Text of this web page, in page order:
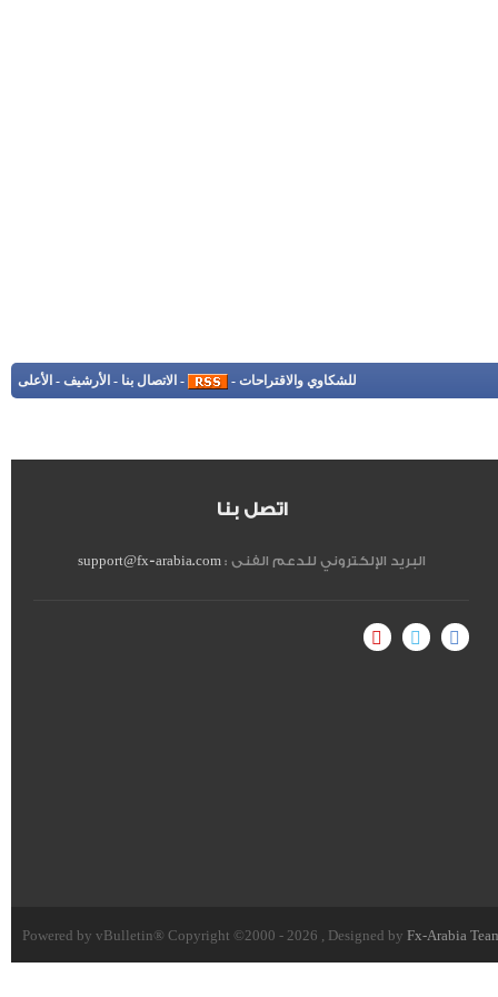
للشكاوي والاقتراحات -
- الاتصال بنا - الأرشيف - الأعلى
اتصل بنا
البريد الإلكتروني للدعم الفنى :support@fx-arabia.com
Powered by vBulletin® Copyright ©2000 - 2026 , Designed by Fx-Arabia